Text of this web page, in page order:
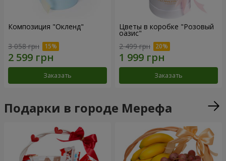
Композиция "Окленд"
3 058 грн
Заказать
Цветы в коробке "Розовый
оазис"
2 499 грн
Заказать
Подарки в городе Мерефа